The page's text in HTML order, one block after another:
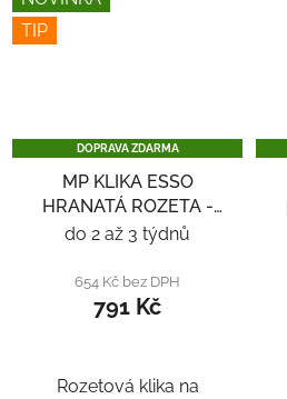
TIP
DOPRAVA ZDARMA
MP KLIKA ESSO
HRANATÁ ROZETA -
ČERNÁ
do 2 až 3 týdnů
654 Kč bez DPH
791 Kč
Rozetová klika na